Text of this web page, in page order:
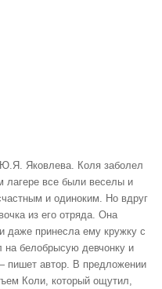
Яковлева. Коля заболел
лагере все были веселы и
и одиноким. Но вдруг
из его отряда. Она
даже принесла ему кружку с
на белобрысую девчонку и
пишет автор. В предложении
Коли, который ощутил,